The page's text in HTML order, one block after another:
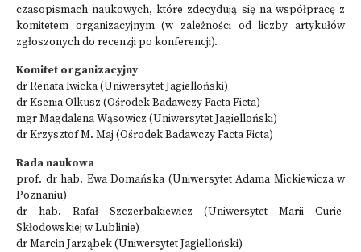
czasopismach naukowych, które zdecydują się na współpracę z
komitetem organizacyjnym (w zależności od liczby artykułów
zgłoszonych do recenzji po konferencji).
Komitet organizacyjny
dr Renata Iwicka (Uniwersytet Jagielloński)
dr Ksenia Olkusz (Ośrodek Badawczy Facta Ficta)
mgr Magdalena Wąsowicz (Uniwersytet Jagielloński)
dr Krzysztof M. Maj (Ośrodek Badawczy Facta Ficta)
Rada naukowa
prof. dr hab. Ewa Domańska (Uniwersytet Adama Mickiewicza w
Poznaniu)
dr hab. Rafał Szczerbakiewicz (Uniwersytet Marii Curie-
Skłodowskiej w Lublinie)
dr Marcin Jarząbek (Uniwersytet Jagielloński)